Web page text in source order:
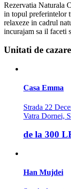
Rezervatia Naturala
in topul preferintelor
relaxeze in cadrul
incurajam sa il faceti
Unitati de
Casa Emma
Strada 22
Vatra Dornei,
de la 300
Han Mujdei